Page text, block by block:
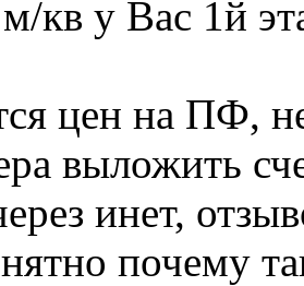
кв у Вас 1й
цен на ПФ,
выложить
инет,
почему